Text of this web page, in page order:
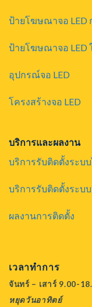
ป้ายโฆษณาจอ LED
ป้ายโฆษณาจอ LED
อุปกรณ์จอ LED
โครงสร้างจอ LED
บริการและผลงาน
บริการรับติดตั้งระบบ
บริการรับติดตั้งระบบ
ผลงานการติดตั้ง
เวลาทำการ
จันทร์ – เสาร์ 9.00-
หยุดวันอาทิตย์